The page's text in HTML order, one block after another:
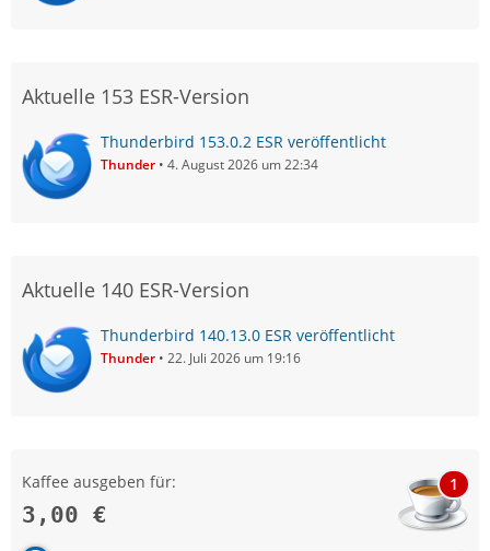
Aktuelle 153 ESR-Version
Thunderbird 153.0.2 ESR veröffentlicht
Thunder 4. August 2026 um 22:34
Aktuelle 140 ESR-Version
Thunderbird 140.13.0 ESR veröffentlicht
Thunder 22. Juli 2026 um 19:16
Kaffee ausgeben für:
3,00 €
1